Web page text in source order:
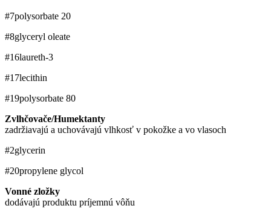
#7polysorbate 20
#8glyceryl oleate
#16laureth-3
#17lecithin
#19polysorbate 80
Zvlhčovače/Humektanty
zadržiavajú a uchovávajú vlhkosť v pokožke a vo vlasoch
#2glycerin
#20propylene glycol
Vonné zložky
dodávajú produktu príjemnú vôňu